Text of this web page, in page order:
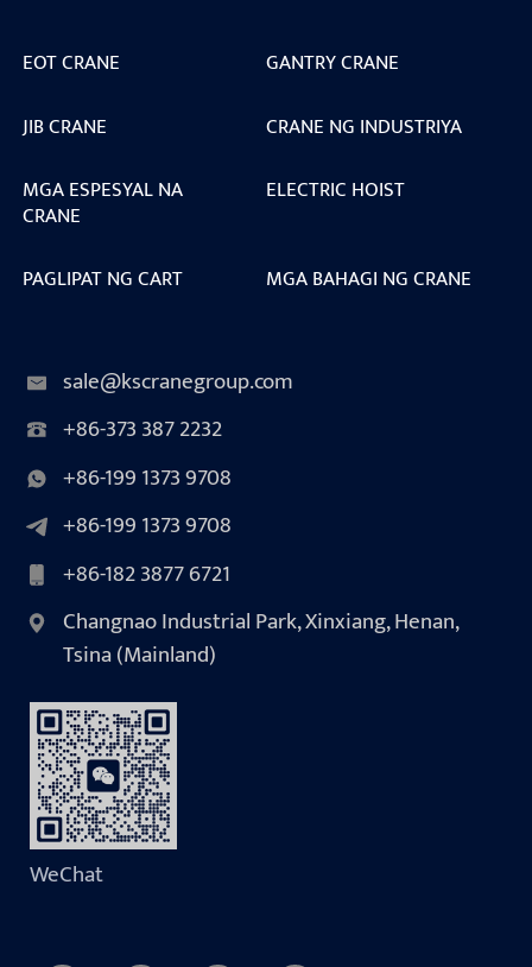
EOT CRANE
GANTRY CRANE
JIB CRANE
CRANE NG INDUSTRIYA
MGA ESPESYAL NA
CRANE
ELECTRIC HOIST
PAGLIPAT NG CART MGA BAHAGI NG CRANE
sale@kscranegroup.com
+86-373 387 2232
+86-199 1373 9708
+86-199 1373 9708
+86-182 3877 6721
Changnao Industrial Park, Xinxiang, Henan,
Tsina (Mainland)
WeChat